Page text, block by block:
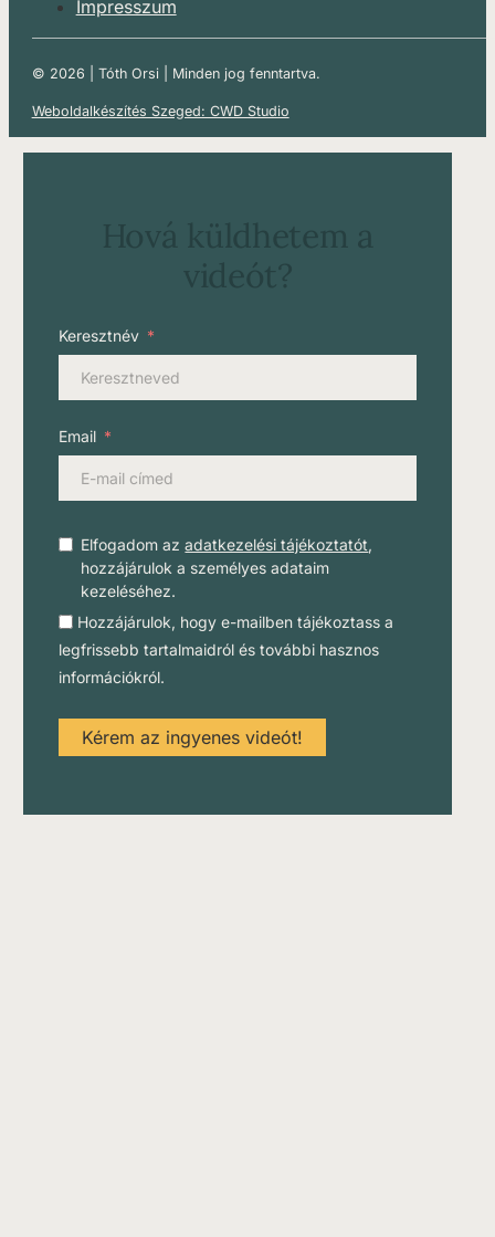
Impresszum
© 2026 | Tóth Orsi | Minden jog fenntartva.
Weboldalkészítés Szeged: CWD Studio
Keresztnév
Email
Elfogadom azadatkezelési tájékoztatót,
hozzájárulok a személyes adataim
kezeléséhez.
Hozzájárulok, hogy e-mailben tájékoztass a
legfrissebb tartalmaidról és további hasznos
információkról.
Kérem az ingyenes videót!